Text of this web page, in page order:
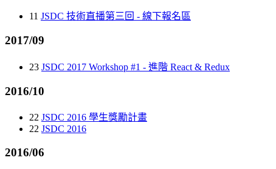
11 JSDC 技術直播第三回 - 線下報名區
2017/09
23 JSDC 2017 Workshop #1 - 進階 React & Redux
2016/10
22 JSDC 2016 學生獎勵計畫
22 JSDC 2016
2016/06